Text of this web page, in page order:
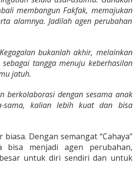
membangun Fakfak, memajukan
alamnya. Jadilah agen perubahan
bukanlah akhir, melainkan
tangga menuju keberhasilan
jatuh.
berkolaborasi dengan sesama anak
sama, kalian lebih kuat dan bisa
Dengan semangat “Cahaya”
bisa menjadi agen perubahan,
untuk diri sendiri dan untuk